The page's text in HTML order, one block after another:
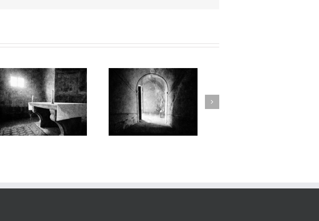
Sur l’Épaule du Temps Sur l’Épaule du Temps